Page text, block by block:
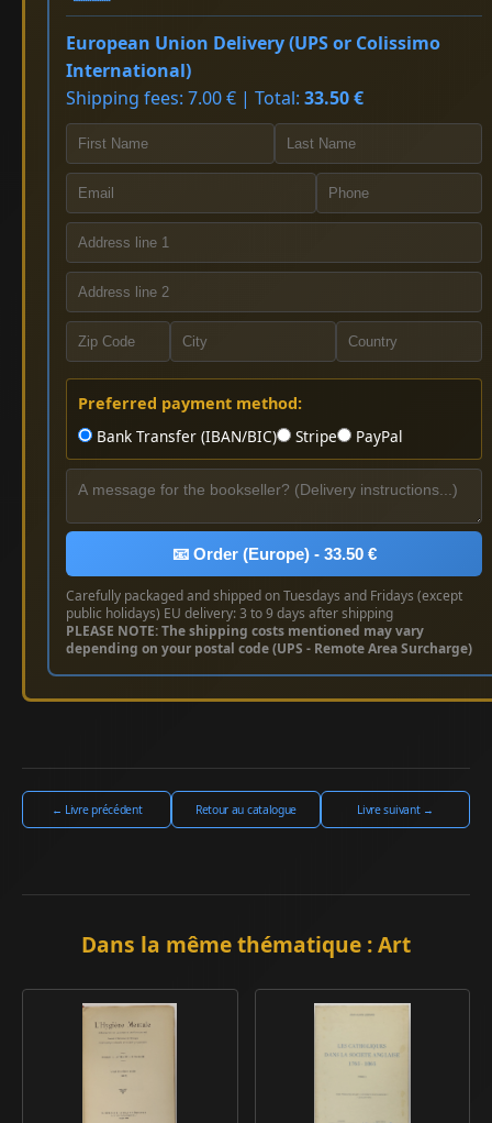
European Union Delivery (UPS or Colissimo
International)
Shipping fees: 7.00 € | Total: 33.50 €
Preferred payment method:
Bank Transfer (IBAN/BIC)
Stripe PayPal
📧 Order (Europe) - 33.50 €
Carefully packaged and shipped on Tuesdays and Fridays (except
public holidays) EU delivery: 3 to 9 days after shipping
PLEASE NOTE: The shipping costs mentioned may vary
depending on your postal code (UPS - Remote Area Surcharge)
← Livre précédent Retour au catalogue Livre suivant →
Dans la même thématique : Art